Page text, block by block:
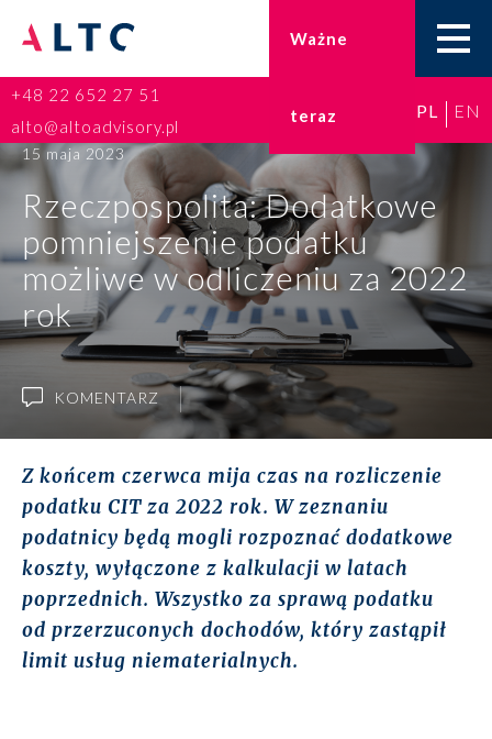
Ważne
teraz
Doradztwo podatkowe
Księgowość
Kadry i płace
ESG
Broker ubezpieczeniowy
Prawo karne dla biznesu
Rozwiązania
Zespół
Dołącz do nas
+48 22 652 27 51
alto@altoadvisory.pl
PL EN
15 maja 2023
Rzeczpospolita: Dodatkowe
pomniejszenie podatku
możliwe w odliczeniu za 2022
rok
KOMENTARZ
Z końcem czerwca mija czas na rozliczenie
podatku CIT za 2022 rok. W zeznaniu
podatnicy będą mogli rozpoznać dodatkowe
koszty, wyłączone z kalkulacji w latach
poprzednich. Wszystko za sprawą podatku
od przerzuconych dochodów, który zastąpił
limit usług niematerialnych.